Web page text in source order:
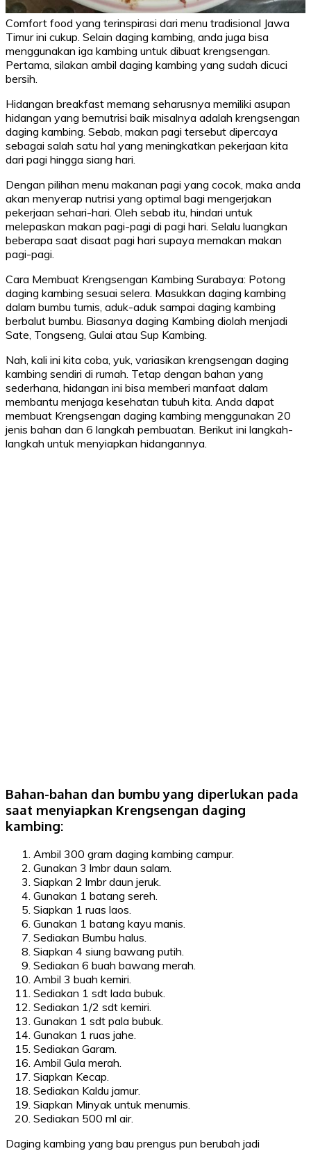
Comfort food yang terinspirasi dari menu tradisional Jawa
Timur ini cukup. Selain daging kambing, anda juga bisa
menggunakan iga kambing untuk dibuat krengsengan.
Pertama, silakan ambil daging kambing yang sudah dicuci
bersih.
Hidangan breakfast memang seharusnya memiliki asupan
hidangan yang bernutrisi baik misalnya adalah krengsengan
daging kambing. Sebab, makan pagi tersebut dipercaya
sebagai salah satu hal yang meningkatkan pekerjaan kita
dari pagi hingga siang hari.
Dengan pilihan menu makanan pagi yang cocok, maka anda
akan menyerap nutrisi yang optimal bagi mengerjakan
pekerjaan sehari-hari. Oleh sebab itu, hindari untuk
melepaskan makan pagi-pagi di pagi hari. Selalu luangkan
beberapa saat disaat pagi hari supaya memakan makan
pagi-pagi.
Cara Membuat Krengsengan Kambing Surabaya: Potong
daging kambing sesuai selera. Masukkan daging kambing
dalam bumbu tumis, aduk-aduk sampai daging kambing
berbalut bumbu. Biasanya daging Kambing diolah menjadi
Sate, Tongseng, Gulai atau Sup Kambing.
Nah, kali ini kita coba, yuk, variasikan krengsengan daging
kambing sendiri di rumah. Tetap dengan bahan yang
sederhana, hidangan ini bisa memberi manfaat dalam
membantu menjaga kesehatan tubuh kita. Anda dapat
membuat Krengsengan daging kambing menggunakan 20
jenis bahan dan 6 langkah pembuatan. Berikut ini langkah-
langkah untuk menyiapkan hidangannya.
Bahan-bahan dan bumbu yang diperlukan pada
saat menyiapkan Krengsengan daging
kambing:
Ambil 300 gram daging kambing campur.
Gunakan 3 lmbr daun salam.
Siapkan 2 lmbr daun jeruk.
Gunakan 1 batang sereh.
Siapkan 1 ruas laos.
Gunakan 1 batang kayu manis.
Sediakan Bumbu halus.
Siapkan 4 siung bawang putih.
Sediakan 6 buah bawang merah.
Ambil 3 buah kemiri.
Sediakan 1 sdt lada bubuk.
Sediakan 1/2 sdt kemiri.
Gunakan 1 sdt pala bubuk.
Gunakan 1 ruas jahe.
Sediakan Garam.
Ambil Gula merah.
Siapkan Kecap.
Sediakan Kaldu jamur.
Siapkan Minyak untuk menumis.
Sediakan 500 ml air.
Daging kambing yang bau prengus pun berubah jadi